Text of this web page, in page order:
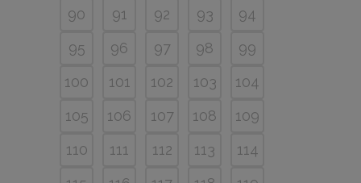
90
91 92 93
94
95
96 97 98
99
100
101 102 103
104
105
106 107 108
109
110
111 112 113
114